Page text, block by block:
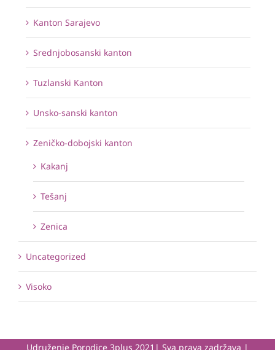
Kanton Sarajevo
Srednjobosanski kanton
Tuzlanski Kanton
Unsko-sanski kanton
Zeničko-dobojski kanton
Kakanj
Tešanj
Zenica
Uncategorized
Visoko
Udruženje Porodice 3plus 2021| Sva prava zadržava |